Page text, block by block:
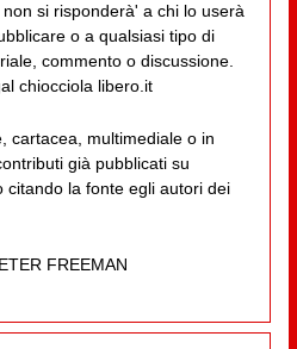
si risponderà' a chi lo userà
o a qualsiasi tipo di
commento o discussione.
chiocciola libero.it
cartacea, multimediale o in
già pubblicati su
citando la fonte egli autori dei
FREEMAN